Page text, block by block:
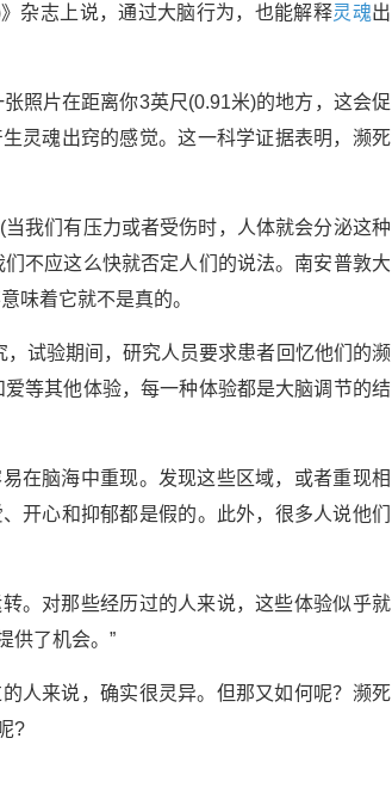
杂志上说，通过大脑行为，也能解释灵魂出
照片在距离你3英尺(0.91米)的地方，这会促
灵魂出窍的感觉。这一科学证据表明，濒死
我们有压力或者受伤时，人体就会分泌这种
不应这么快就否定人们的说法。南安普敦大
味着它就不是真的。
试验期间，研究人员要求患者回忆他们的濒
等其他体验，每一种体验都是大脑调节的结
在脑海中重现。发现这些区域，或者重现相
开心和抑郁都是假的。此外，很多人说他们
。对那些经历过的人来说，这些体验似乎就
供了机会。”
人来说，确实很灵异。但那又如何呢？濒死
?